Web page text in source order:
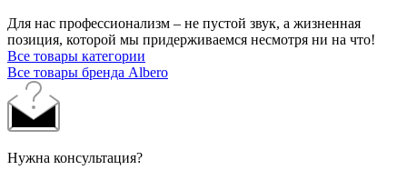
Для нас профессионализм – не пустой звук, а жизненная
позиция, которой мы придерживаемся несмотря ни на что!
Все товары категории
Все товары бренда Albero
Нужна консультация?